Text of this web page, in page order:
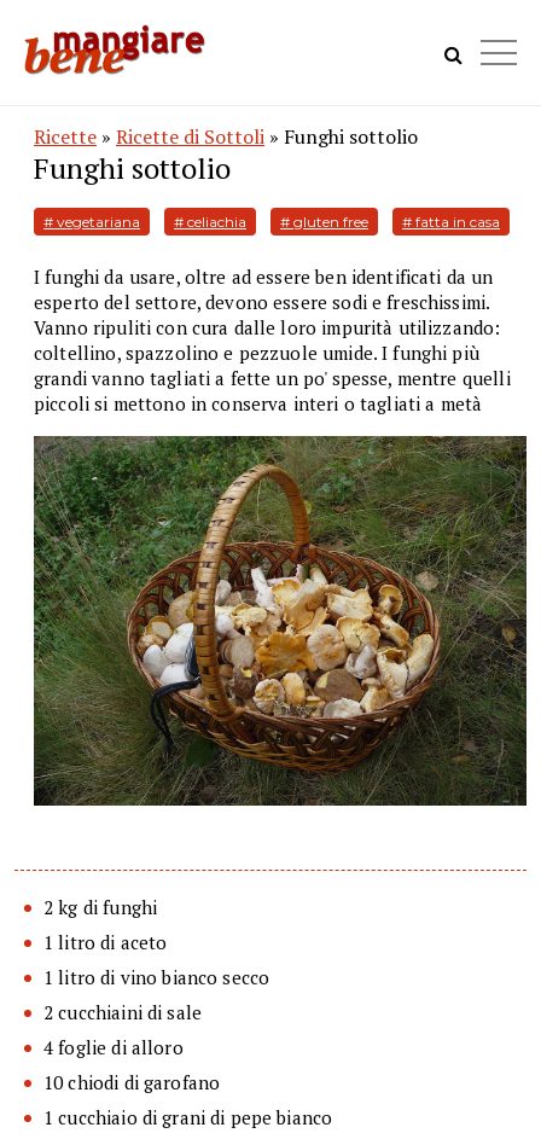
Ricette » Ricette di Sottoli » Funghi sottolio
Funghi sottolio
# vegetariana # celiachia # gluten free # fatta in casa
I funghi da usare, oltre ad essere ben identificati da un
esperto del settore, devono essere sodi e freschissimi.
Vanno ripuliti con cura dalle loro impurità utilizzando:
coltellino, spazzolino e pezzuole umide. I funghi più
grandi vanno tagliati a fette un po' spesse, mentre quelli
piccoli si mettono in conserva interi o tagliati a metà
2 kg di funghi
1 litro di aceto
1 litro di vino bianco secco
2 cucchiaini di sale
4 foglie di alloro
10 chiodi di garofano
1 cucchiaio di grani di pepe bianco